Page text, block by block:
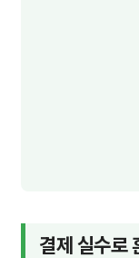
결제 실수로